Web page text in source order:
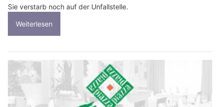
Sie verstarb noch auf der Unfallstelle.
Weiterlesen